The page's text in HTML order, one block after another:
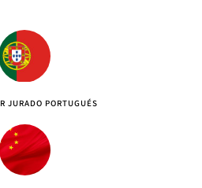
JURADO PORTUGUÉS